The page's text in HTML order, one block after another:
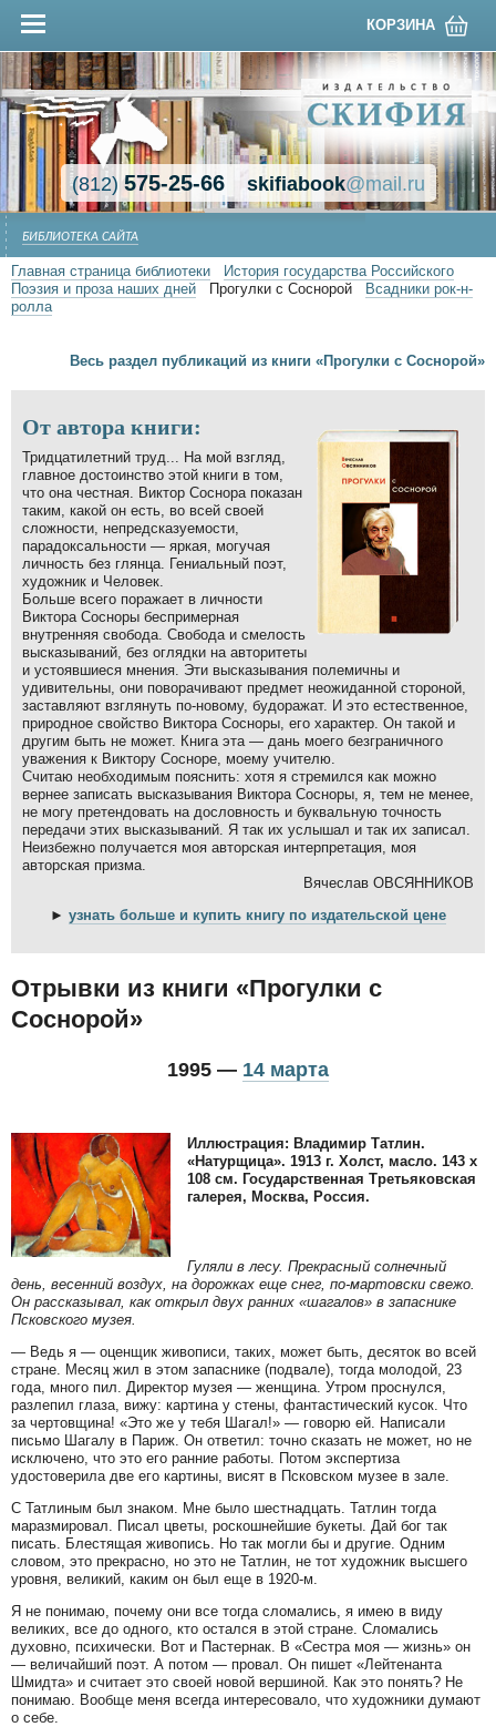
КОРЗИНА
(812)575-25-66 skifiabook@mail.ru
БИБЛИОТЕКА САЙТА
Главная страница библиотеки
История государства Российского
Поэзия и проза наших дней
Прогулки с Соснорой
Всадники рок-н-
ролла
Весь раздел публикаций из книги «Прогулки с Соснорой»
От автора книги:
Тридцатилетний труд... На мой взгляд,
главное достоинство этой книги в том,
что она честная. Виктор Соснора показан
таким, какой он есть, во всей своей
сложности, непредсказуемости,
парадоксальности — яркая, могучая
личность без глянца. Гениальный поэт,
художник и Человек.
Больше всего поражает в личности
Виктора Сосноры беспримерная
внутренняя свобода. Свобода и смелость
высказываний, без оглядки на авторитеты
и устоявшиеся мнения. Эти высказывания полемичны и
удивительны, они поворачивают предмет неожиданной стороной,
заставляют взглянуть по-новому, будоражат. И это естественное,
природное свойство Виктора Сосноры, его характер. Он такой и
другим быть не может. Книга эта — дань моего безграничного
уважения к Виктору Сосноре, моему учителю.
Считаю необходимым пояснить: хотя я стремился как можно
вернее записать высказывания Виктора Сосноры, я, тем не менее,
не могу претендовать на дословность и буквальную точность
передачи этих высказываний. Я так их услышал и так их записал.
Неизбежно получается моя авторская интерпретация, моя
авторская призма.
Вячеслав ОВСЯННИКОВ
► узнать больше и купить книгу по издательской цене
Отрывки из книги «Прогулки с
Соснорой»
1995 — 14 марта
Иллюстрация: Владимир Татлин.
«Натурщица». 1913 г. Холст, масло. 143 x
108 см. Государственная Третьяковская
галерея, Москва, Россия.
Гуляли в лесу. Прекрасный солнечный
день, весенний воздух, на дорожках еще снег, по-мартовски свежо.
Он рассказывал, как открыл двух ранних «шагалов» в запаснике
Псковского музея.
— Ведь я — оценщик живописи, таких, может быть, десяток во всей
стране. Месяц жил в этом запаснике (подвале), тогда молодой, 23
года, много пил. Директор музея — женщина. Утром проснулся,
разлепил глаза, вижу: картина у стены, фантастический кусок. Что
за чертовщина! «Это же у тебя Шагал!» — говорю ей. Написали
письмо Шагалу в Париж. Он ответил: точно сказать не может, но не
исключено, что это его ранние работы. Потом экспертиза
удостоверила две его картины, висят в Псковском музее в зале.
С Татлиным был знаком. Мне было шестнадцать. Татлин тогда
маразмировал. Писал цветы, роскошнейшие букеты. Дай бог так
писать. Блестящая живопись. Но так могли бы и другие. Одним
словом, это прекрасно, но это не Татлин, не тот художник высшего
уровня, великий, каким он был еще в 1920-м.
Я не понимаю, почему они все тогда сломались, я имею в виду
великих, все до одного, кто остался в этой стране. Сломались
духовно, психически. Вот и Пастернак. В «Сестра моя — жизнь» он
— величайший поэт. А потом — провал. Он пишет «Лейтенанта
Шмидта» и считает это своей новой вершиной. Как это понять? Не
понимаю. Вообще меня всегда интересовало, что художники думают
о себе.